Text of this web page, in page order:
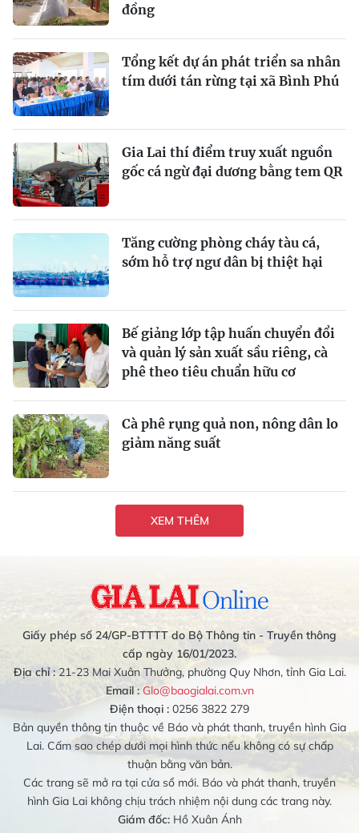
đồng
Tổng kết dự án phát triển sa nhân
tím dưới tán rừng tại xã Bình Phú
Gia Lai thí điểm truy xuất nguồn
gốc cá ngừ đại dương bằng tem QR
Tăng cường phòng cháy tàu cá,
sớm hỗ trợ ngư dân bị thiệt hại
Bế giảng lớp tập huấn chuyển đổi
và quản lý sản xuất sầu riêng, cà
phê theo tiêu chuẩn hữu cơ
Cà phê rụng quả non, nông dân lo
giảm năng suất
XEM THÊM
Giấy phép số 24/GP-BTTTT do Bộ Thông tin - Truyền thông
cấp ngày 16/01/2023.
Địa chỉ :21-23 Mai Xuân Thưởng, phường Quy Nhơn, tỉnh Gia Lai.
Email : Glo@baogialai.com.vn
Điện thoại : 0256 3822 279
Bản quyền thông tin thuộc về Báo và phát thanh, truyền hình Gia
Lai. Cấm sao chép dưới mọi hình thức nếu không có sự chấp
thuận bằng văn bản.
Các trang sẽ mở ra tại cửa sổ mới. Báo và phát thanh, truyền
hình Gia Lai không chịu trách nhiệm nội dung các trang này.
Giám đốc:Hồ Xuân Ánh